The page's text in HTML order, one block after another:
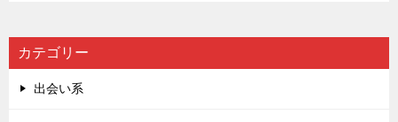
カテゴリー
出会い系